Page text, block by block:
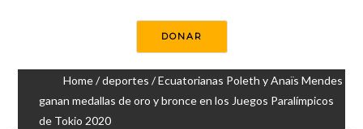
DONAR
Home/deportes / Ecuatorianas Poleth y Anaïs Mendes
ganan medallas de oro y bronce en los Juegos Paralímpicos
de Tokio 2020